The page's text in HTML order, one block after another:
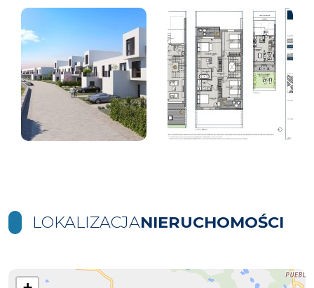
LOKALIZACJANIERUCHOMOŚCI